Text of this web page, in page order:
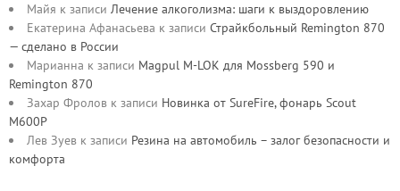
Майя к записи Лечение алкоголизма: шаги к выздоровлению
Екатерина Афанасьева к записи Страйкбольный Remington 870
— сделано в России
Марианна к записи Magpul M-LOK для Mossberg 590 и
Remington 870
Захар Фролов к записи Новинка от SureFire, фонарь Scout
M600P
Лев Зуев к записи Резина на автомобиль – залог безопасности и
комфорта